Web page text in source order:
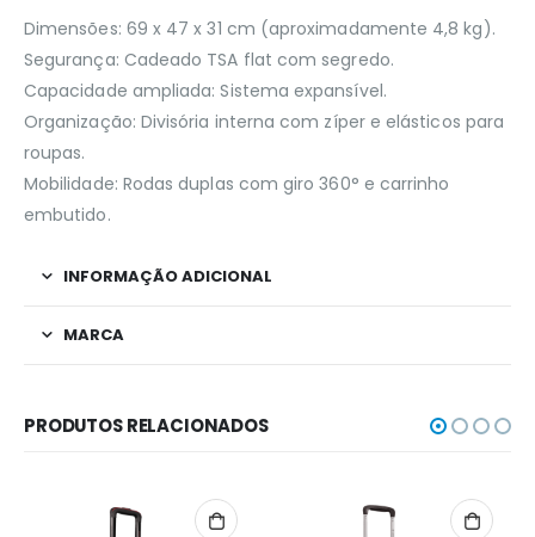
Dimensões: 69 x 47 x 31 cm (aproximadamente 4,8 kg).
Segurança: Cadeado TSA flat com segredo.
Capacidade ampliada: Sistema expansível.
Organização: Divisória interna com zíper e elásticos para
roupas.
Mobilidade: Rodas duplas com giro 360° e carrinho
embutido.
INFORMAÇÃO ADICIONAL
MARCA
PRODUTOS RELACIONADOS